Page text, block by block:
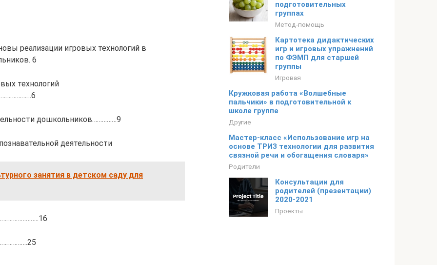
реализации игровых технологий в
6
технологий
дошкольников……………9
деятельности
занятия в детском саду для
подготовительных
группах
Метод-помощь
Картотека дидактических
игр и игровых упражнений
по ФЭМП для старшей
группы
Игровая
Кружковая работа «Волшебные
пальчики» в подготовительной к
школе группе
Другие
Мастер-класс «Использование игр на
основе ТРИЗ технологии для развития
связной речи и обогащения словаря»
Родители
Консультации для
родителей (презентации)
2020-2021
Проекты